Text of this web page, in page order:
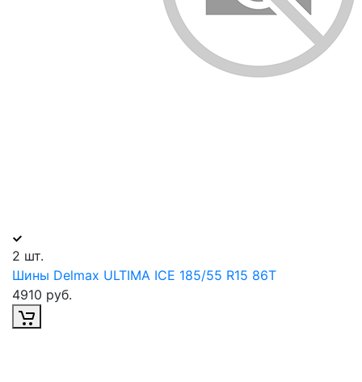
2 шт.
Шины Delmax ULTIMA ICE 185/55 R15 86T
4910 руб.